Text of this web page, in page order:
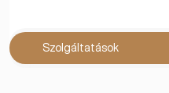
Szolgáltatások